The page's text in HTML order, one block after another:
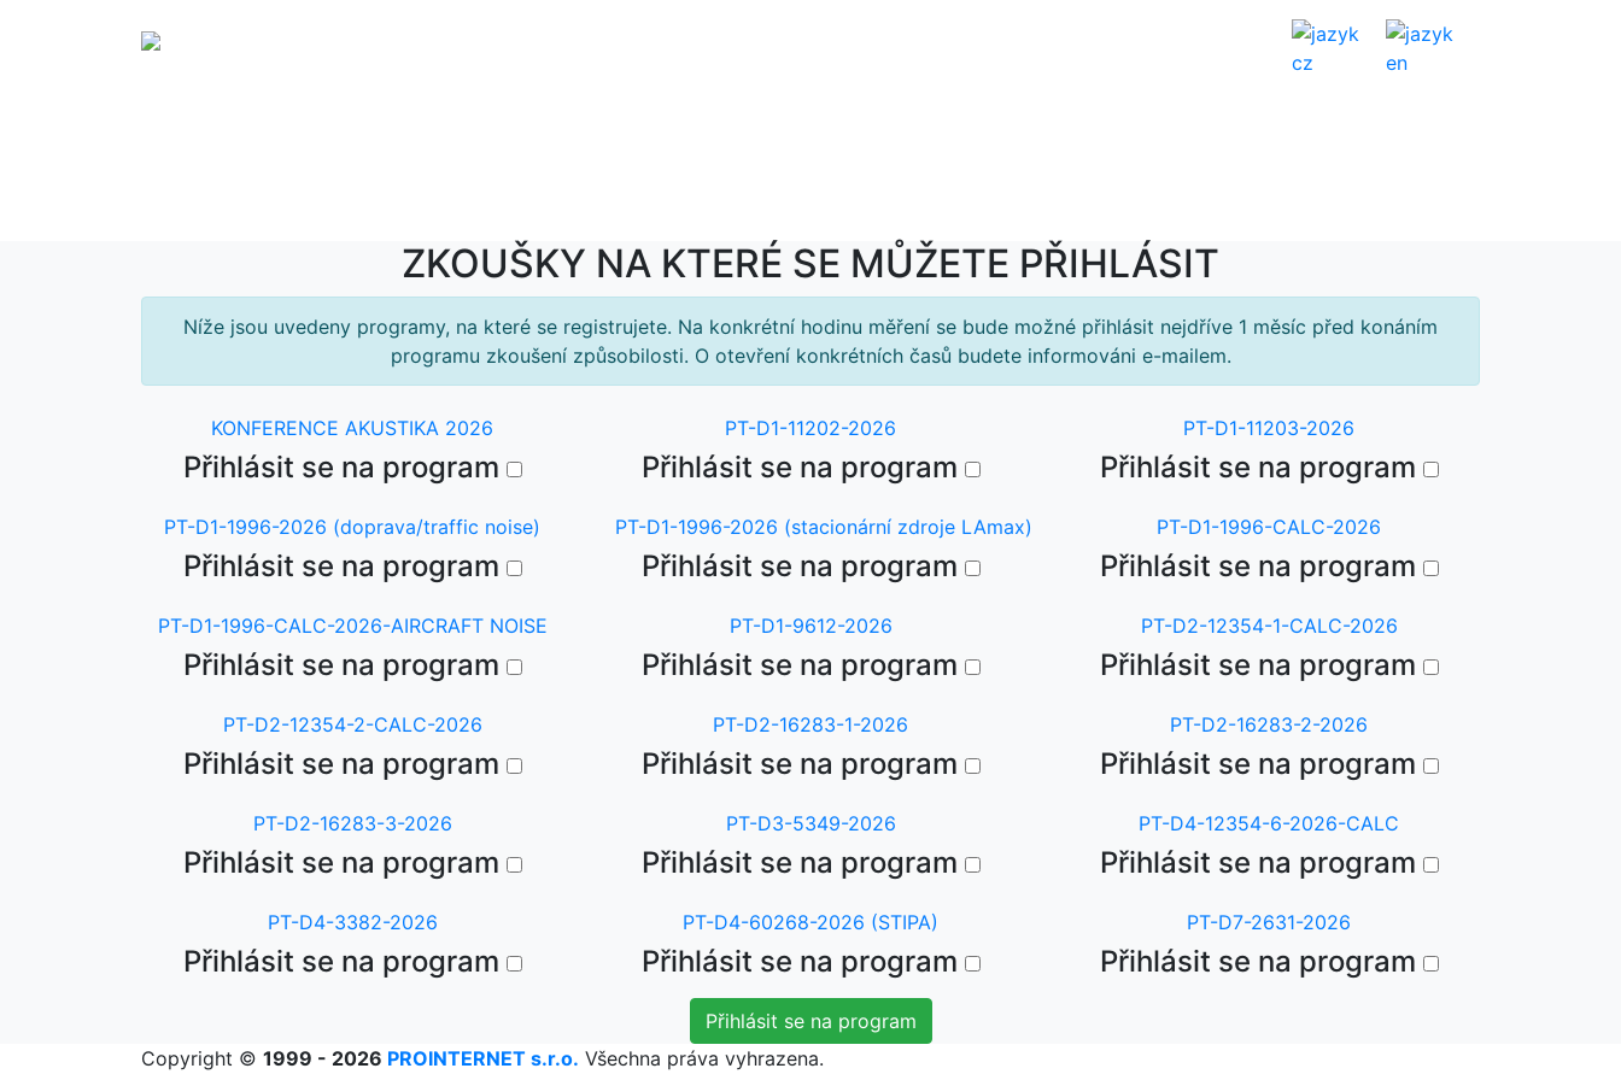
ZKOUŠKY NA KTERÉ SE MŮŽETE PŘIHLÁSIT
Níže jsou uvedeny programy, na které se registrujete. Na konkrétní hodinu měření se bude možné přihlásit nejdříve 1 měsíc před konáním
programu zkoušení způsobilosti. O otevření konkrétních časů budete informováni e-mailem.
KONFERENCE AKUSTIKA 2026
Přihlásit se na program
PT-D1-11202-2026
Přihlásit se na program
PT-D1-11203-2026
Přihlásit se na program
PT-D1-1996-2026 (doprava/traffic noise)
Přihlásit se na program
PT-D1-1996-2026 (stacionární zdroje LAmax)
Přihlásit se na program
PT-D1-1996-CALC-2026
Přihlásit se na program
PT-D1-1996-CALC-2026-AIRCRAFT NOISE
Přihlásit se na program
PT-D1-9612-2026
Přihlásit se na program
PT-D2-12354-1-CALC-2026
Přihlásit se na program
PT-D2-12354-2-CALC-2026
Přihlásit se na program
PT-D2-16283-1-2026
Přihlásit se na program
PT-D2-16283-2-2026
Přihlásit se na program
PT-D2-16283-3-2026
Přihlásit se na program
PT-D3-5349-2026
Přihlásit se na program
PT-D4-12354-6-2026-CALC
Přihlásit se na program
PT-D4-3382-2026
Přihlásit se na program
PT-D4-60268-2026 (STIPA)
Přihlásit se na program
PT-D7-2631-2026
Přihlásit se na program
Copyright © 1999 - 2026 PROINTERNET s.r.o. Všechna práva vyhrazena.